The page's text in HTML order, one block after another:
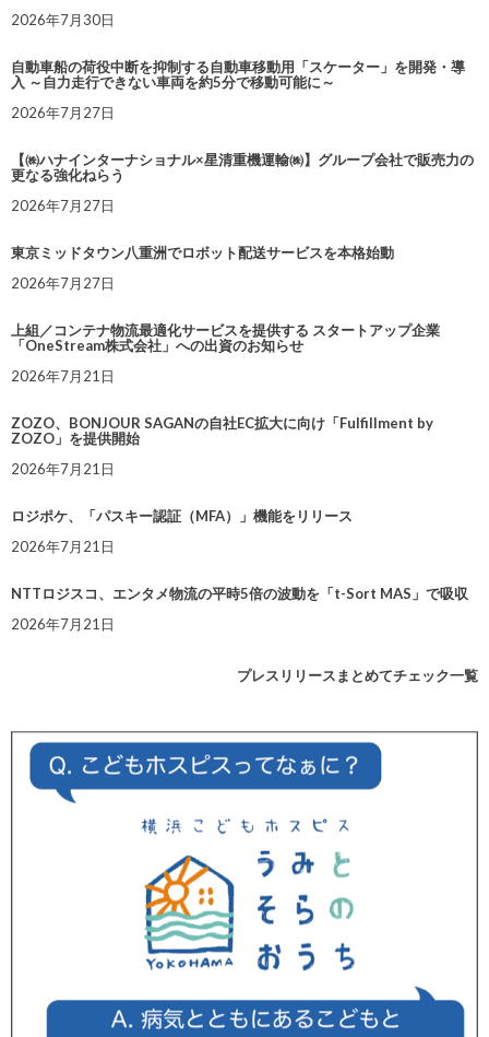
2026年7月30日
自動車船の荷役中断を抑制する自動車移動用「スケーター」を開発・導
入 ～自力走行できない車両を約5分で移動可能に～
2026年7月27日
【㈱ハナインターナショナル×星清重機運輸㈱】グループ会社で販売力の
更なる強化ねらう
2026年7月27日
東京ミッドタウン八重洲でロボット配送サービスを本格始動
2026年7月27日
上組／コンテナ物流最適化サービスを提供する スタートアップ企業
「OneStream株式会社」への出資のお知らせ
2026年7月21日
ZOZO、BONJOUR SAGANの自社EC拡大に向け「Fulfillment by
ZOZO」を提供開始
2026年7月21日
ロジポケ、「パスキー認証（MFA）」機能をリリース
2026年7月21日
NTTロジスコ、エンタメ物流の平時5倍の波動を「t-Sort MAS」で吸収
2026年7月21日
プレスリリースまとめてチェック一覧